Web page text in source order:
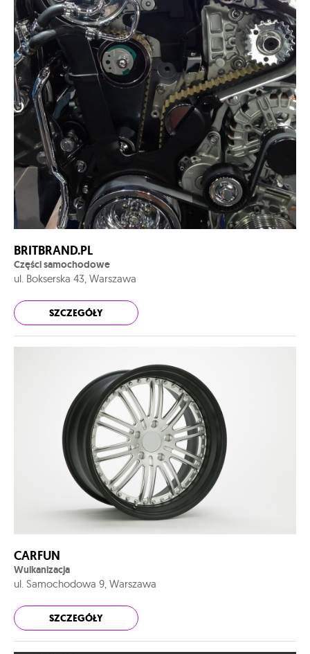
BRITBRAND.PL
Części samochodowe
ul. Bokserska 43, Warszawa
SZCZEGÓŁY
CARFUN
Wulkanizacja
ul. Samochodowa 9, Warszawa
SZCZEGÓŁY